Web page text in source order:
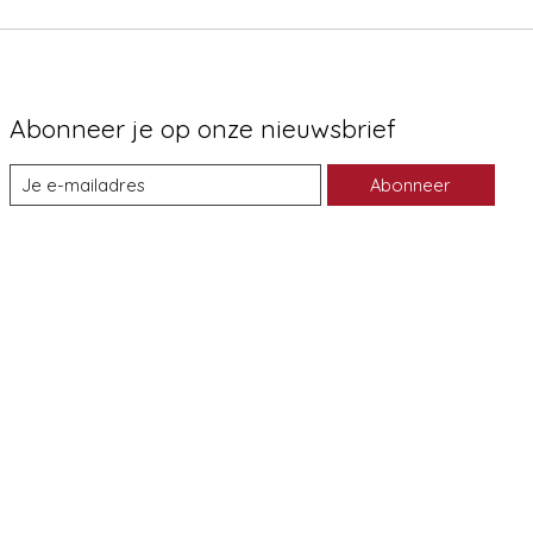
Abonneer je op onze nieuwsbrief
Abonneer